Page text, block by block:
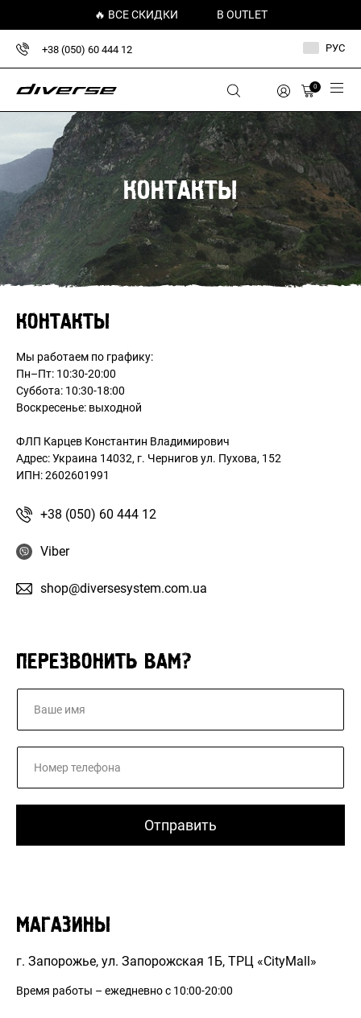
🔥 ВСЕ СКИДКИ В OUTLET
+38 (050) 60 444 12 РУС
0
КОНТАКТЫ
КОНТАКТЫ
Мы работаем по графику:
Пн–Пт: 10:30-20:00
Суббота: 10:30-18:00
Воскресенье: выходной
ФЛП Карцев Константин Владимирович
Адрес: Украина 14032, г. Чернигов ул. Пухова, 152
ИПН: 2602601991
+38 (050) 60 444 12
Viber
shop@diversesystem.com.ua
ПЕРЕЗВОНИТЬ ВАМ?
N
m
e
P
o
n
Отправить
МАГАЗИНЫ
г. Запорожье, ул. Запорожская 1Б, ТРЦ «CityMall»
Время работы – ежедневно с 10:00-20:00